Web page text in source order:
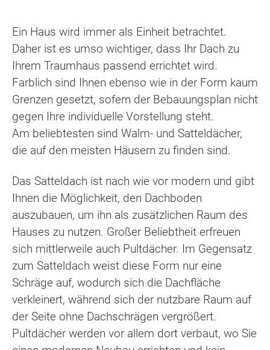
Ein Haus wird immer als Einheit betrachtet.
Daher ist es umso wichtiger, dass Ihr Dach zu
Ihrem Traumhaus passend errichtet wird.
Farblich sind Ihnen ebenso wie in der Form kaum
Grenzen gesetzt, sofern der Bebauungsplan nicht
gegen Ihre individuelle Vorstellung steht.
Am beliebtesten sind Walm- und Satteldächer,
die auf den meisten Häusern zu finden sind.
Das Satteldach ist nach wie vor modern und gibt
Ihnen die Möglichkeit, den Dachboden
auszubauen, um ihn als zusätzlichen Raum des
Hauses zu nutzen. Großer Beliebtheit erfreuen
sich mittlerweile auch Pultdächer. Im Gegensatz
zum Satteldach weist diese Form nur eine
Schräge auf, wodurch sich die Dachfläche
verkleinert, während sich der nutzbare Raum auf
der Seite ohne Dachschrägen vergrößert.
Pultdächer werden vor allem dort verbaut, wo Sie